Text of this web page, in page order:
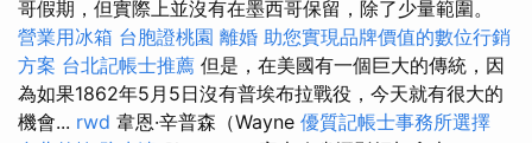
哥假期，但實際上並沒有在墨西哥保留，除了少量範圍。
營業用冰箱 台胞證桃園 離婚 助您實現品牌價值的數位行銷
方案 台北記帳士推薦 但是，在美國有一個巨大的傳統，因
為如果1862年5月5日沒有普埃布拉戰役，今天就有很大的
機會... rwd 韋恩·辛普森（Wayne 優質記帳士事務所選擇